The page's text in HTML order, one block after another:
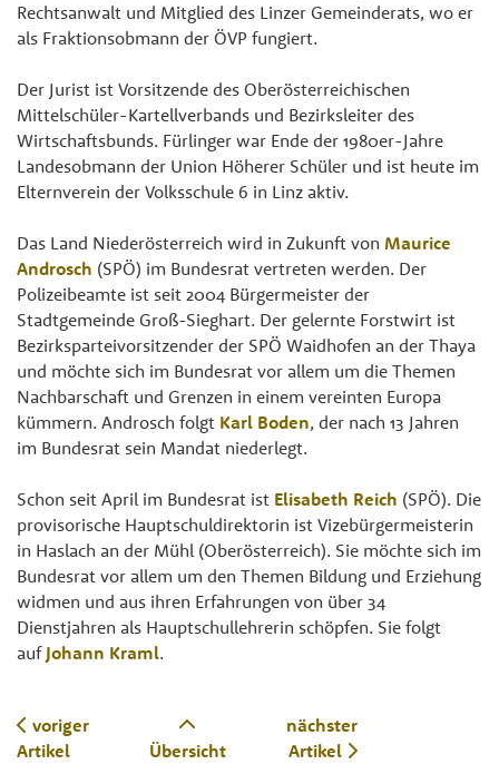
Rechtsanwalt und Mitglied des Linzer Gemeinderats, wo er
als Fraktionsobmann der ÖVP fungiert.
Der Jurist ist Vorsitzende des Oberösterreichischen
Mittelschüler-Kartellverbands und Bezirksleiter des
Wirtschaftsbunds. Fürlinger war Ende der 1980er-Jahre
Landesobmann der Union Höherer Schüler und ist heute im
Elternverein der Volksschule 6 in Linz aktiv.
Das Land Niederösterreich wird in Zukunft von Maurice
Androsch (SPÖ) im Bundesrat vertreten werden. Der
Polizeibeamte ist seit 2004 Bürgermeister der
Stadtgemeinde Groß-Sieghart. Der gelernte Forstwirt ist
Bezirksparteivorsitzender der SPÖ Waidhofen an der Thaya
und möchte sich im Bundesrat vor allem um die Themen
Nachbarschaft und Grenzen in einem vereinten Europa
kümmern. Androsch folgt Karl Boden, der nach 13 Jahren
im Bundesrat sein Mandat niederlegt.
Schon seit April im Bundesrat ist Elisabeth Reich (SPÖ). Die
provisorische Hauptschuldirektorin ist Vizebürgermeisterin
in Haslach an der Mühl (Oberösterreich). Sie möchte sich im
Bundesrat vor allem um den Themen Bildung und Erziehung
widmen und aus ihren Erfahrungen von über 34
Dienstjahren als Hauptschullehrerin schöpfen. Sie folgt
auf Johann Kraml.
voriger
Artikel
Übersicht
nächster
Artikel